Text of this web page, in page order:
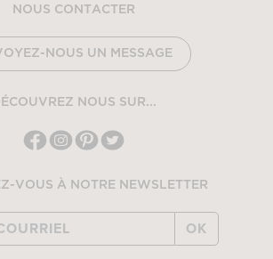
NOUS CONTACTER
NOUS UN MESSAGE
NOUS SUR...
VOUS À NOTRE NEWSLETTER
OK